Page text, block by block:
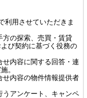
利用させていただきま
方の探索、売買・賃貸
び契約に基づく役務の
内容に関する回答・連
。
内容の物件情報提供者
アンケート、キャンペ